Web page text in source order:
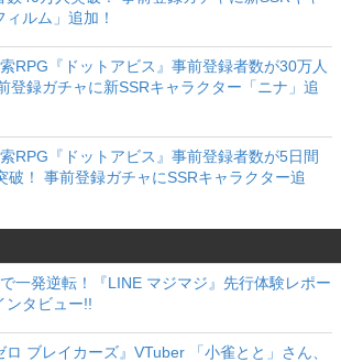
ルム」追加！
RPG『ドットアビス』事前登録者数が30万人
登録ガチャに新SSRキャラクター「ニナ」追
RPG『ドットアビス』事前登録者数が5日間
破！ 事前登録ガチャにSSRキャラクター追
一発逆転！『LINE マジマジ』先行体験レポー
ンタビュー!!
ロ ブレイカーズ』VTuber 「小雀とと」さん、